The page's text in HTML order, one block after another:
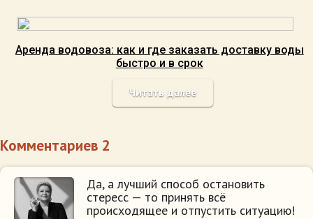
Аренда водовоза: как и где заказать доставку воды
быстро и в срок
Читать далее
Комментариев 2
Да, а лучший способ остановить
стересс — то принять всё
происходящее и отпустить ситуацию!